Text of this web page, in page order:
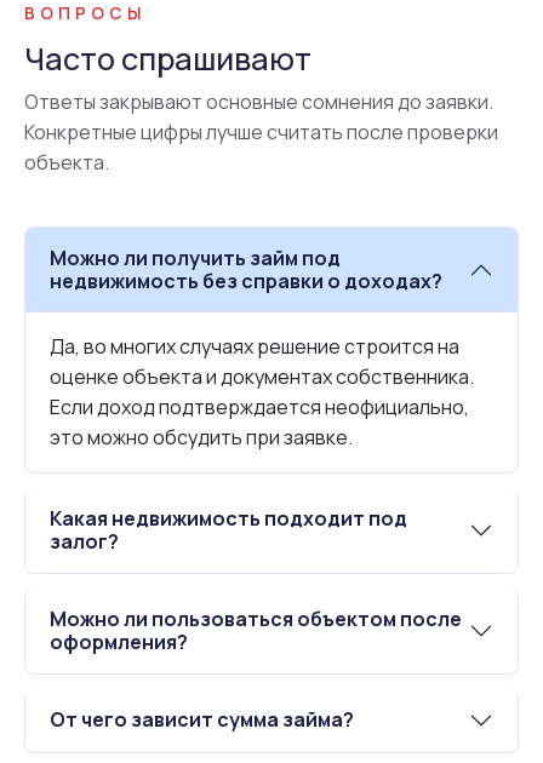
ВОПРОСЫ
Часто спрашивают
Ответы закрывают основные сомнения до заявки.
Конкретные цифры лучше считать после проверки
объекта.
Можно ли получить займ под
недвижимость без справки о доходах?
Да, во многих случаях решение строится на
оценке объекта и документах собственника.
Если доход подтверждается неофициально,
это можно обсудить при заявке.
Какая недвижимость подходит под
залог?
Можно ли пользоваться объектом после
оформления?
От чего зависит сумма займа?